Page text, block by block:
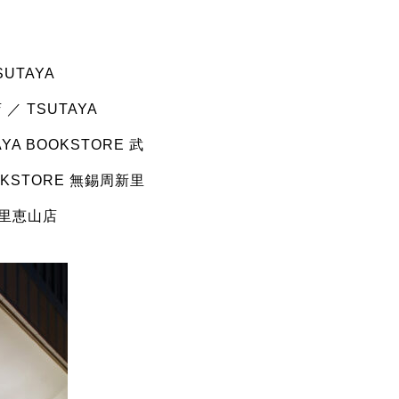
／ TSUTAYA
BOOKSTORE 武
無錫周新里
恵山店